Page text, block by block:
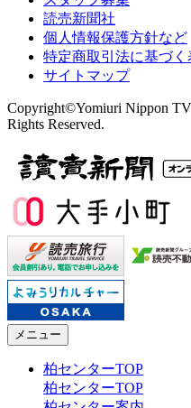
読売新聞社
個人情報保護方針など
特定商取引法に基づく
サイトマップ
Copyright©Yomiuri Nippon
Rights Reserved.
メニュー
柏センターTOP
柏センターTOP